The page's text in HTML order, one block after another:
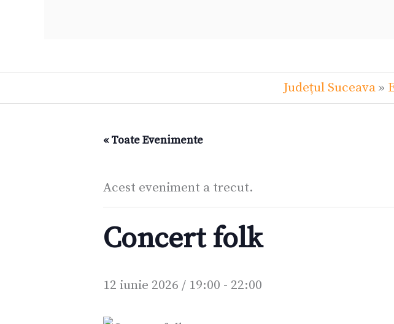
Județul Suceava»
« Toate Evenimente
Acest eveniment a trecut.
Concert folk
12 iunie 2026 / 19:00 - 22:00